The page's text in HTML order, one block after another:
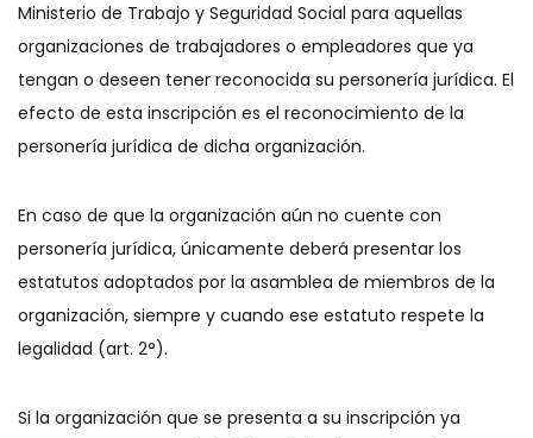
Ministerio de Trabajo y Seguridad Social para aquellas
organizaciones de trabajadores o empleadores que ya
tengan o deseen tener reconocida su personería jurídica. El
efecto de esta inscripción es el reconocimiento de la
personería jurídica de dicha organización.
En caso de que la organización aún no cuente con
personería jurídica, únicamente deberá presentar los
estatutos adoptados por la asamblea de miembros de la
organización, siempre y cuando ese estatuto respete la
legalidad (art. 2°).
Si la organización que se presenta a su inscripción ya